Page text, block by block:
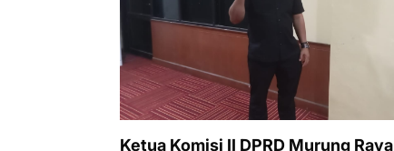
Ketua Komisi II DPRD Murung Raya